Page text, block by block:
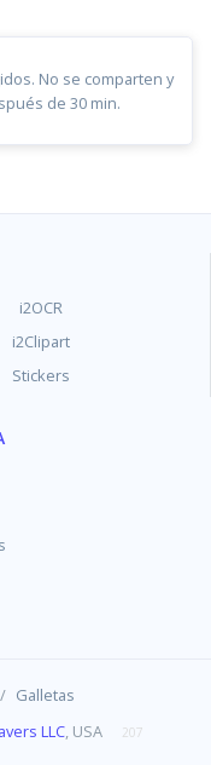
No se comparten y
de 30 min.
i2OCR
i2Clipart
Stickers
/ Galletas
LLC, USA 207